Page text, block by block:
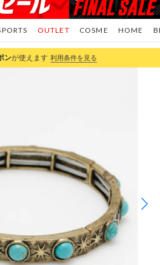
COSME HOME
OUTLET
ンが使えます 利用条件を見る